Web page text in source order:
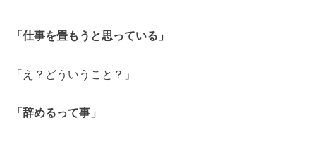
「仕事を畳もうと思っている」
「え？どういうこと？」
「辞めるって事」